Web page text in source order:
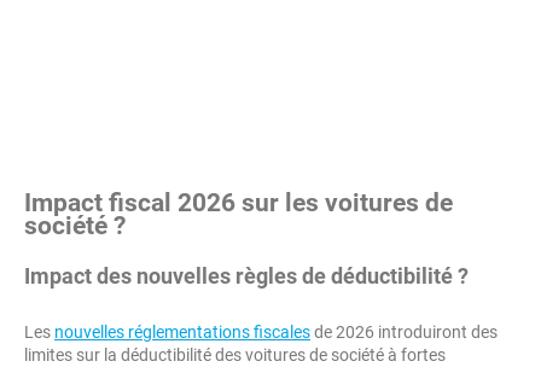
Impact fiscal 2026 sur les voitures de
société ?
Impact des nouvelles règles de déductibilité ?
Les nouvelles réglementations fiscalesde 2026 introduiront des
limites sur la déductibilité des voitures de société à fortes